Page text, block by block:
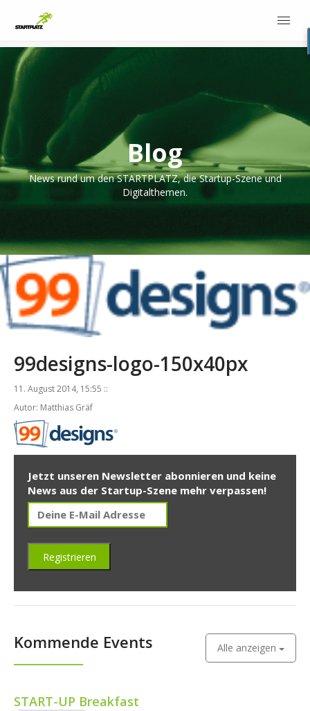
Blog
News rund um den STARTPLATZ, die Startup-Szene und
Digitalthemen.
99designs-logo-150x40px
11. August 2014, 15:55 ::
Autor: Matthias Gräf
Jetzt unseren Newsletter abonnieren und keine
News aus der Startup-Szene mehr verpassen!
Kommende Events Alle anzeigen
START-UP Breakfast